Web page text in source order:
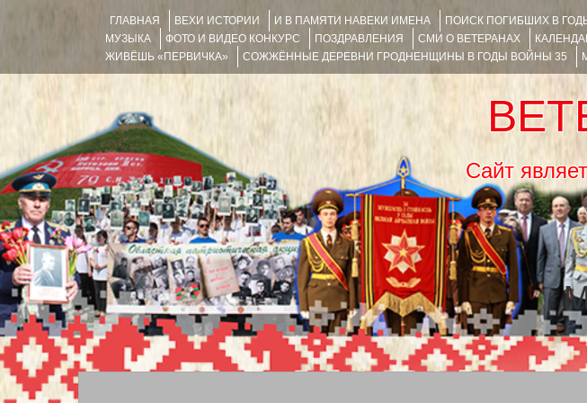
ГЛАВНАЯ ВЕХИ ИСТОРИИ И В ПАМЯТИ НАВЕКИ ИМЕНА ПОИСК ПОГИБШИХ В
МУЗЫКА
ФОТО И ВИДЕО КОНКУРС ПОЗДРАВЛЕНИЯ СМИ О ВЕТЕРАНАХ
ЖИВЁШЬ «ПЕРВИЧКА»
СОЖЖЁННЫЕ ДЕРЕВНИ ГРОДНЕНЩИНЫ В ГОДЫ ВОЙНЫ 35
Сайт